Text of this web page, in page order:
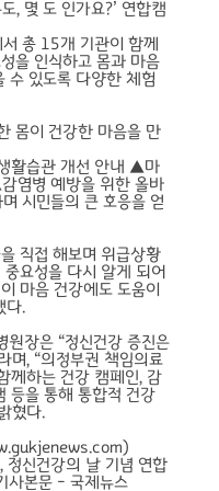
, 몇 도 인가요?’ 연합캠
총 15개 기관이 함께
을 인식하고 몸과 마음
수 있도록 다양한 체험
몸이 건강한 마음을 만
활습관 개선 안내 ▲마
염병 예방을 위한 올바
시민들의 큰 호응을 얻
직접 해보며 위급상황
요성을 다시 알게 되어
마음 건강에도 도움이
다.
원장은 “정신건강 증진은
며, “의정부권 책임의료
께하는 건강 캠페인, 감
등을 통해 통합적 건강
혔다.
정신건강의 날 기념 연합
사본문 - 국제뉴스